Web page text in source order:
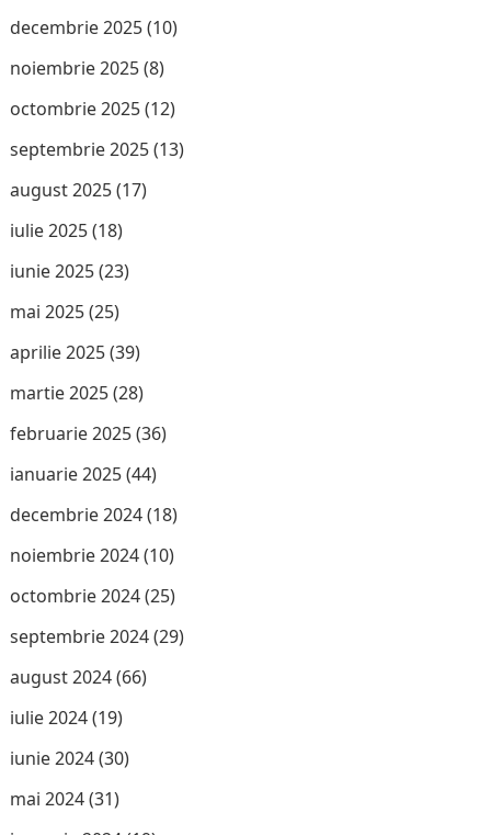
decembrie 2025(10)
noiembrie 2025(8)
octombrie 2025(12)
septembrie 2025(13)
august 2025(17)
iulie 2025(18)
iunie 2025(23)
mai 2025(25)
aprilie 2025(39)
martie 2025(28)
februarie 2025(36)
ianuarie 2025(44)
decembrie 2024(18)
noiembrie 2024(10)
octombrie 2024(25)
septembrie 2024(29)
august 2024(66)
iulie 2024(19)
iunie 2024(30)
mai 2024(31)